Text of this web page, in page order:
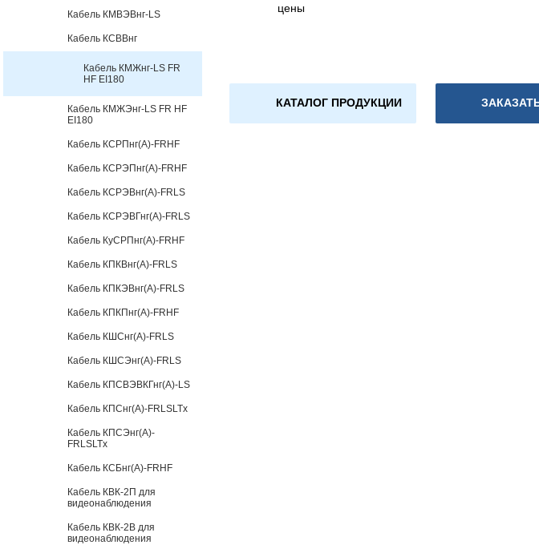
Кабель КМВЭВнг-LS
Кабель КСВВнг
Кабель КМЖнг-LS FR
HF EI180
Кабель КМЖЭнг-LS FR HF
EI180
Кабель КСРПнг(А)-FRHF
Кабель КСРЭПнг(А)-FRHF
Кабель КСРЭВнг(А)-FRLS
Кабель КСРЭВГнг(А)-FRLS
Кабель КуСРПнг(А)-FRHF
Кабель КПКВнг(А)-FRLS
Кабель КПКЭВнг(А)-FRLS
Кабель КПКПнг(А)-FRHF
Кабель КШСнг(А)-FRLS
Кабель КШСЭнг(А)-FRLS
Кабель КПСВЭВКГнг(А)-LS
Кабель КПСнг(А)-FRLSLTx
Кабель КПСЭнг(А)-
FRLSLTx
Кабель КСБнг(А)-FRHF
Кабель КВК-2П для
видеонаблюдения
Кабель КВК-2В для
видеонаблюдения
цены
КАТАЛОГ ПРОДУКЦИИ